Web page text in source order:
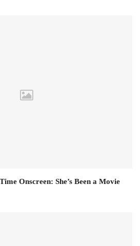
Onscreen: She’s Been a Movie